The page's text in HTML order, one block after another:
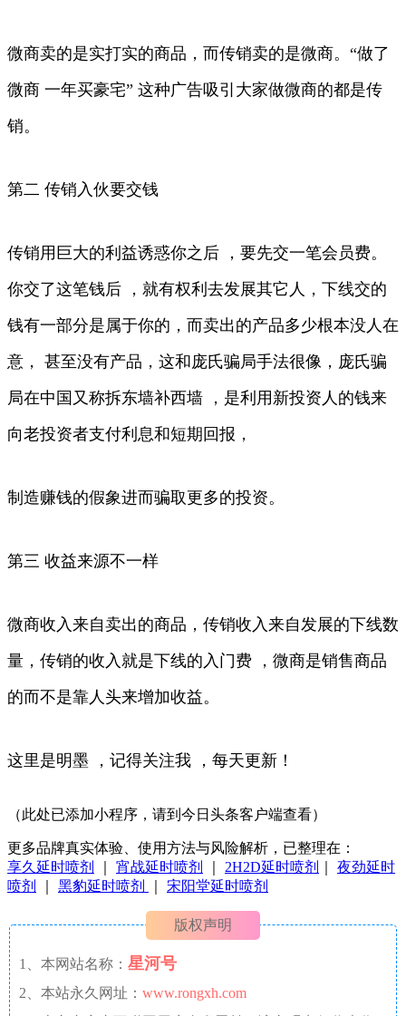
微商卖的是实打实的商品，而传销卖的是微商。“做了
微商 一年买豪宅” 这种广告吸引大家做微商的都是传
销。
第二 传销入伙要交钱
传销用巨大的利益诱惑你之后 ，要先交一笔会员费。
你交了这笔钱后 ，就有权利去发展其它人，下线交的
钱有一部分是属于你的，而卖出的产品多少根本没人在
意， 甚至没有产品，这和庞氏骗局手法很像，庞氏骗
局在中国又称拆东墙补西墙 ，是利用新投资人的钱来
向老投资者支付利息和短期回报，
制造赚钱的假象进而骗取更多的投资。
第三 收益来源不一样
微商收入来自卖出的商品，传销收入来自发展的下线数
量，传销的收入就是下线的入门费 ，微商是销售商品
的而不是靠人头来增加收益。
这里是明墨 ，记得关注我 ，每天更新！
（此处已添加小程序，请到今日头条客户端查看）
更多品牌真实体验、使用方法与风险解析，已整理在：
享久延时喷剂
宵战延时喷剂 2H2D延时喷剂
夜劲延时
喷剂
黑豹延时喷剂 宋阳堂延时喷剂
版权声明
1、本网站名称： 星河号
2、本站永久网址： www.rongxh.com